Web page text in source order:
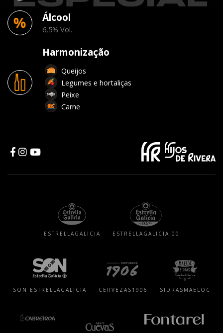
Álcool
6,5% Vol.
Harmonização
Queijos
Legumes e hortaliças
Peixe
Carne
ESTRELLA GALICIA ESTRELLA GALICIA 00
SON ESTRELLA GALICIA CERVEZAS 1906 SIDRAS MAELOC